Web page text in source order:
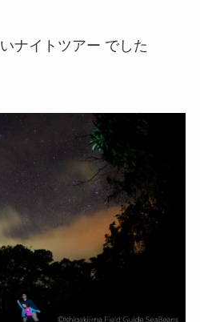
ナイトツアー でした